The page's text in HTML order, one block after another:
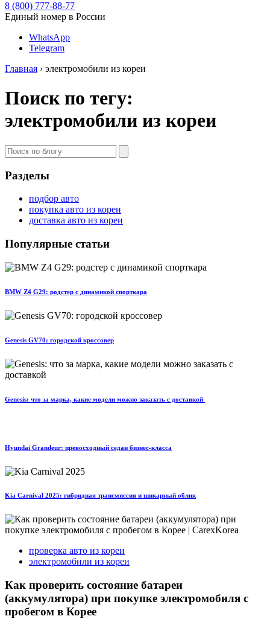
8 (800) 777-88-77
Единый номер в России
WhatsApp
Telegram
Главная › электромобили из кореи
Поиск по тегу:
электромобили из кореи
Разделы
подбор авто
покупка авто из кореи
доставка авто из кореи
Популярные статьи
BMW Z4 G29: родстер с динамикой спорткара
Genesis GV70: городской кроссовер
Genesis: что за марка, какие модели можно заказать с доставкой
Hyundai Grandeur: превосходный седан бизнес-класса
Kia Carnival 2025: гибридная трансмиссия и шикарный облик
проверка авто из кореи
электромобили из кореи
Как проверить состояние батареи
(аккумулятора) при покупке электромобиля с
пробегом в Корее